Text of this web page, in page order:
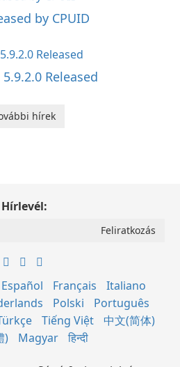
by CPUID
Released
hírek
Hírlevél:
Español Français
Italiano
Polski
Português
Tiếng Việt
中文(简体)
)
Magyar हिन्दी